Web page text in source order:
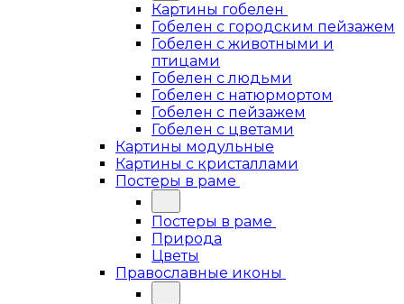
Картины гобелен
Гобелен с городским пейзажем
Гобелен с животными и
птицами
Гобелен с людьми
Гобелен с натюрмортом
Гобелен с пейзажем
Гобелен с цветами
Картины модульные
Картины с кристаллами
Постеры в раме
Постеры в раме
Природа
Цветы
Православные иконы